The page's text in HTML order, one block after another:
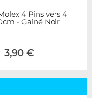
4 Pins vers 4
- Gainé Noir
3,90 €